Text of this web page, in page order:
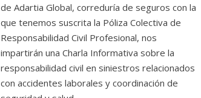
de Adartia Global, correduría de seguros con la
que tenemos suscrita la Póliza Colectiva de
Responsabilidad Civil Profesional, nos
impartirán una Charla Informativa sobre la
responsabilidad civil en siniestros relacionados
con accidentes laborales y coordinación de